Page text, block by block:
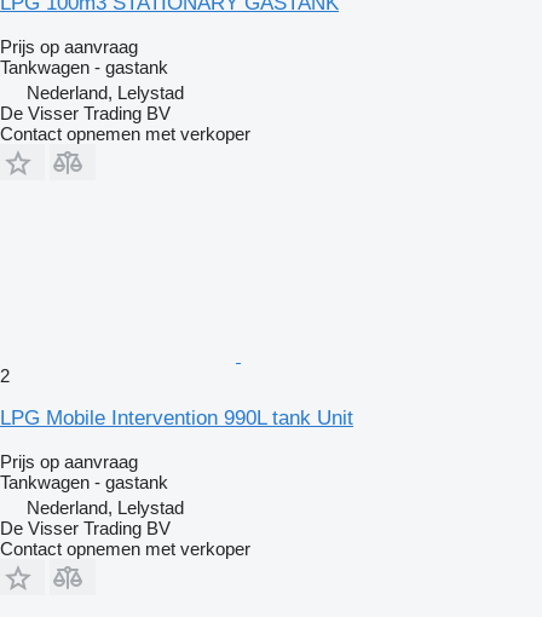
Prijs op aanvraag
Tankwagen - gastank
Nederland, Lelystad
De Visser Trading BV
Contact opnemen met verkoper
2
LPG Mobile Intervention 990L tank Unit
Prijs op aanvraag
Tankwagen - gastank
Nederland, Lelystad
De Visser Trading BV
Contact opnemen met verkoper